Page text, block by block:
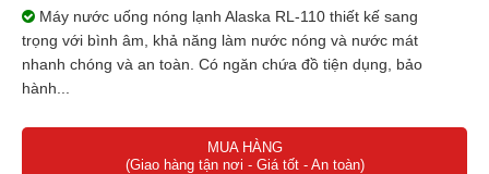
Máy nước uống nóng lạnh Alaska RL-110 thiết kế sang
trọng với bình âm, khả năng làm nước nóng và nước mát
nhanh chóng và an toàn. Có ngăn chứa đồ tiện dụng, bảo
hành...
MUA HÀNG
(Giao hàng tận nơi - Giá tốt - An toàn)